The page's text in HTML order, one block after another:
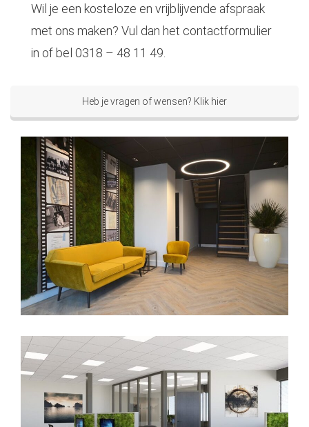
Wil je een kosteloze en vrijblijvende afspraak
met ons maken? Vul dan het contactformulier
in of bel 0318 – 48 11 49.
Heb je vragen of wensen? Klik hier